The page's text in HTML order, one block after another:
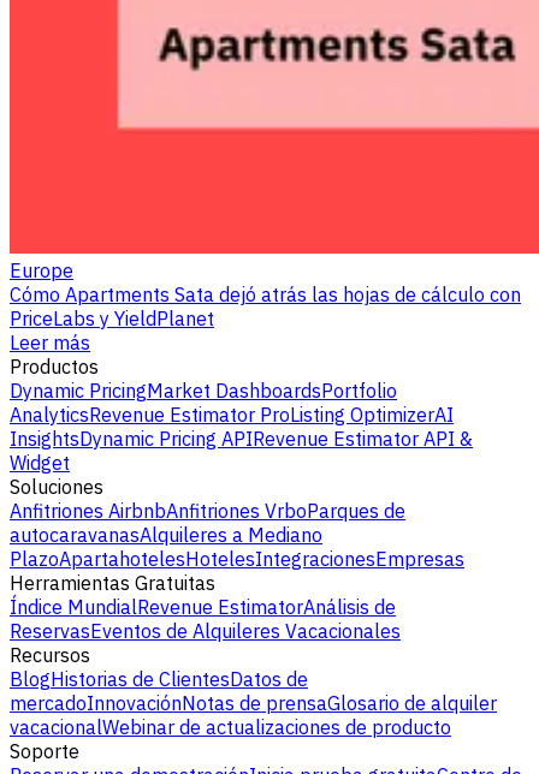
Europe
Cómo Apartments Sata dejó atrás las hojas de cálculo con
PriceLabs y YieldPlanet
Leer más
Productos
Dynamic PricingMarket DashboardsPortfolio
AnalyticsRevenue Estimator ProListing OptimizerAI
InsightsDynamic Pricing APIRevenue Estimator API &
Widget
Soluciones
Anfitriones AirbnbAnfitriones VrboParques de
autocaravanasAlquileres a Mediano
PlazoApartahotelesHotelesIntegracionesEmpresas
Herramientas Gratuitas
Índice MundialRevenue EstimatorAnálisis de
ReservasEventos de Alquileres Vacacionales
Recursos
BlogHistorias de ClientesDatos de
mercadoInnovaciónNotas de prensaGlosario de alquiler
vacacionalWebinar de actualizaciones de producto
Soporte